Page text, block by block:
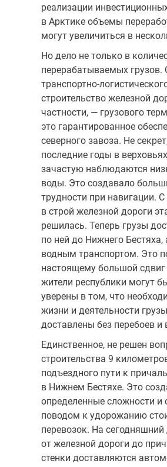
реализации
в Арктике объемы
могут увеличиться в
Но дело не только в
перерабатываемых грузов.
транспортно-
строительство железной
частности, — грузового
это гарантированное
северного завоза. Не
последние годы в
зачастую наблюдаются
воды. Это создавало
трудности при навигации.
в строй железной дороги
решилась. Теперь грузы
по ней до Нижнего
водным транспортом. Это
настоящему большой сдвиг
жители республики могут
уверены в том, что
жизни и деятельности
доставлены без перебоев и
Единственное, не решен
строительства 9
подъездного пути к
в Нижнем Бестяхе. Это
определенные сложности и
поводом к удорожанию
перевозок. На сегодняшний
от железной дороги до
стенки доставляются